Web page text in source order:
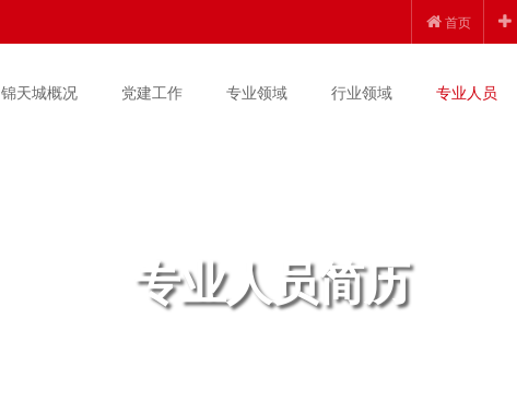
首页
锦天城概况 党建工作 专业领域 行业领域 专业人员
专业人员简历